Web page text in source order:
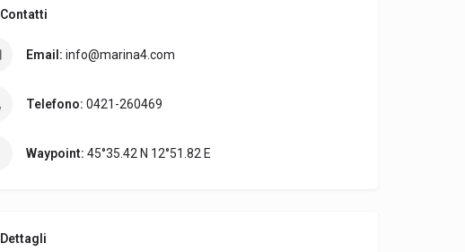
Contatti
Email: info@marina4.com
Telefono: 0421-260469
Waypoint: 45°35.42 N 12°51.82 E
Dettagli